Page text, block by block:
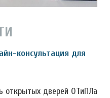
консультация для
открытых дверей ОТиПЛа